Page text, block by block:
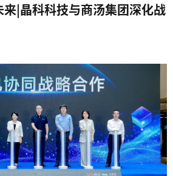
|晶科科技与商汤集团深化战